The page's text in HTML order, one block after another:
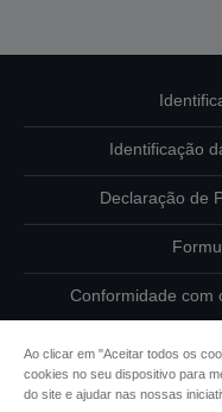
Identificação
Declaração de
Conformidade com
Ao clicar em "Aceitar todos os
cookies no seu dispositivo para
do site e ajudar nas nossas